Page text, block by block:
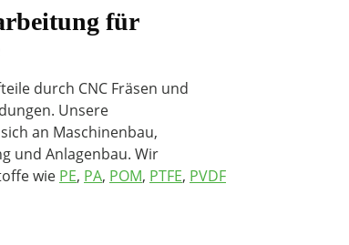
für
durch CNC Fräsen und
Unsere
an Maschinenbau,
und Anlagenbau. Wir
wie PE, PA, POM, PTFE, PVDF